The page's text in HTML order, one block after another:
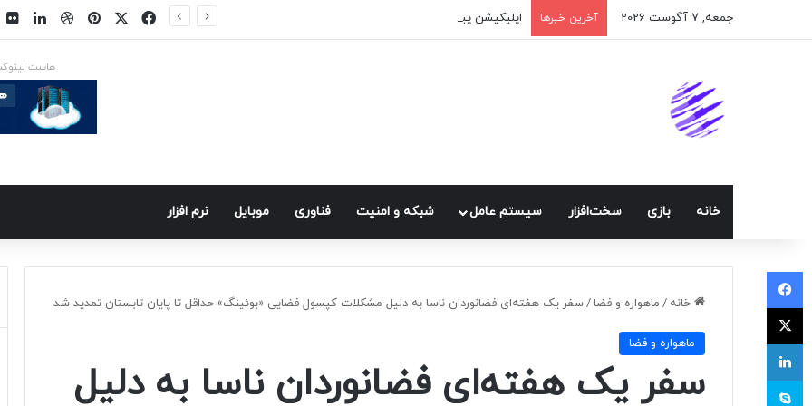
جمعه, 7 آگوست 2026 آخرین خبرها اپلیکیشن پیام‌رسان ایکس در راه است فیسبوک
ایکس پینتریستدریبببل
هاست
خانه بازی سخت‌افزار سيستم عامل شبكه و امنيت فناوری موبايل نرم افزار
خانه / ماهواره و فضا /سفر یک هفته‌ای فضانوردان ناسا به دلیل مشکلات کپسول فضایی «بوئینگ» حداقل تا پایان تابستان تمدید شد
ماهواره و فضا
سفر یک هفته‌ای فضانوردان ناسا به دلیل
فیسبوک